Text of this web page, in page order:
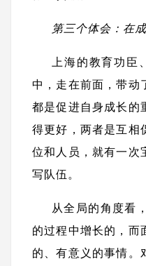
第三个体会：在
上海的教育功
中，走在前面，带动
都是促进自身成长的
得更好，两者是互相
位和人员，就有一次
写队伍。
从全局的角度看
的过程中增长的，而
的、有意义的事情。